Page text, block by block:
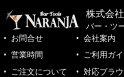
株式会
バー・ツ
お問合せ
会社案内
営業時間
ご利用ガ
ご注文について
対応ブラ